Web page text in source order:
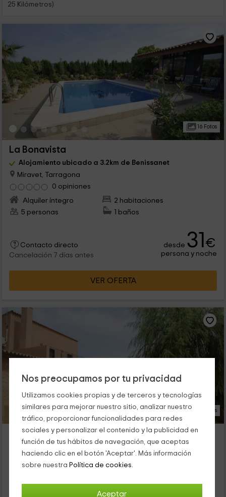
Nos preocupamos por tu privacidad
Utilizamos cookies propias y de terceros y tecnologías
similares para mejorar nuestro sitio, analizar nuestro
tráfico, proporcionar funcionalidades para redes
sociales y personalizar el contenido y la publicidad en
función de tus hábitos de navegación, que aceptas
haciendo clic en el botón 'Aceptar'. Más información
sobre nuestra Política de cookies.
Aceptar
25 Kilómetros)
16 Fotos
La Bonavista
Alojamiento ubicado a 3.2km de Benissanet
Miravet, Tarragona
0 opiniones
Alquiler íntegro
2 habitaciones
5 personas
1 baños
Contacto directo
Cancelación 7 días antes
desde 31€
persona y noche
VER OFERTA
20 Fotos
Masía l Hort de Maso
Alojamiento ubicado a 3.5km de Benissanet
Miravet, Tarragona
Alquiler íntegro
3 habitaciones